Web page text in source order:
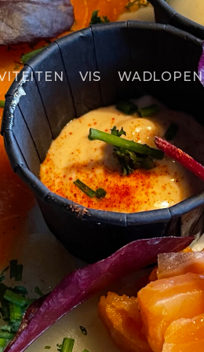
VIS WADLOPEN